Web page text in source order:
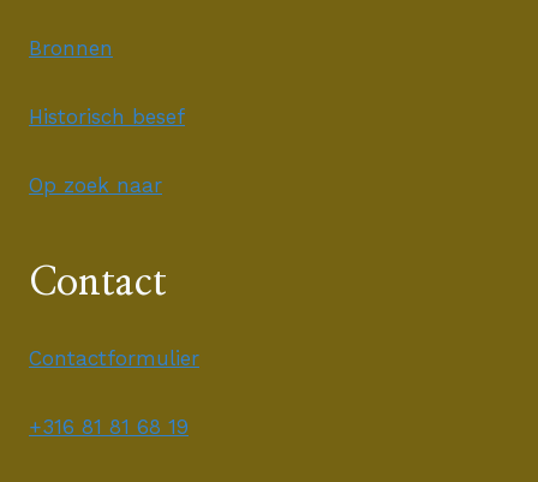
Bronnen
Historisch besef
Op zoek naar
Contact
Contactformulier
+316 81 81 68 19